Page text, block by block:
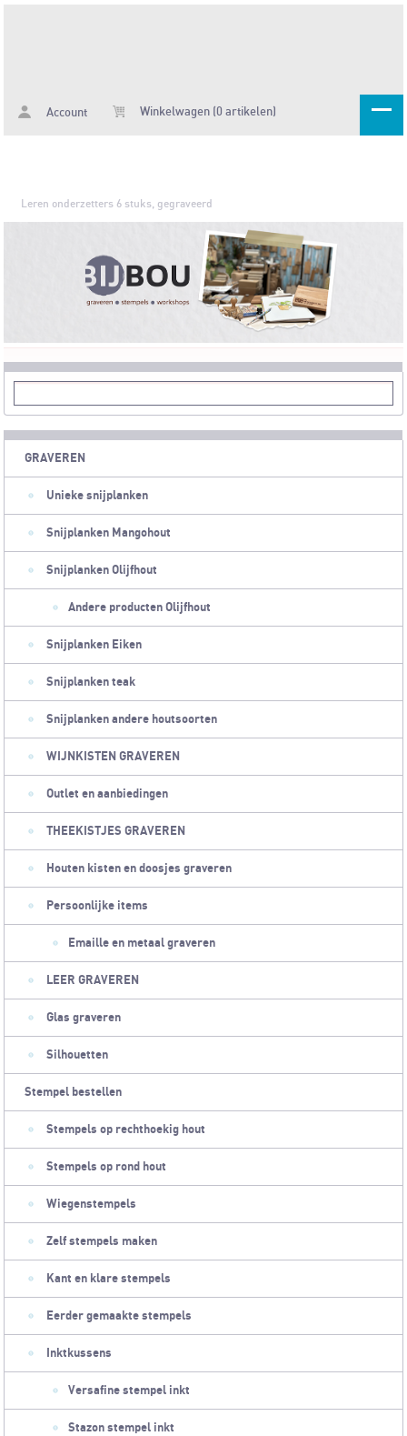
Account Winkelwagen (0 artikelen)
Leren onderzetters 6 stuks, gegraveerd
GRAVEREN
Unieke snijplanken
Snijplanken Mangohout
Snijplanken Olijfhout
Andere producten Olijfhout
Snijplanken Eiken
Snijplanken teak
Snijplanken andere houtsoorten
WIJNKISTEN GRAVEREN
Outlet en aanbiedingen
THEEKISTJES GRAVEREN
Houten kisten en doosjes graveren
Persoonlijke items
Emaille en metaal graveren
LEER GRAVEREN
Glas graveren
Silhouetten
Stempel bestellen
Stempels op rechthoekig hout
Stempels op rond hout
Wiegenstempels
Zelf stempels maken
Kant en klare stempels
Eerder gemaakte stempels
Inktkussens
Versafine stempel inkt
Stazon stempel inkt